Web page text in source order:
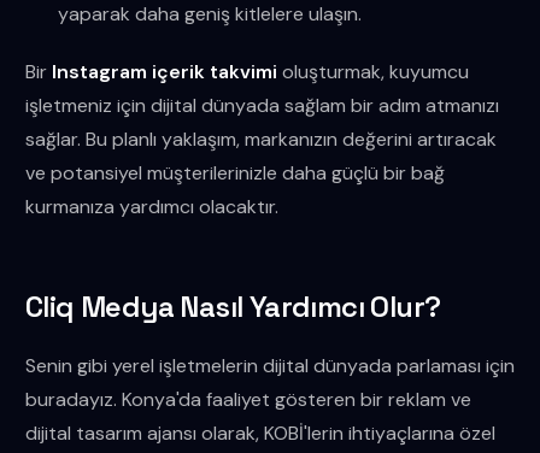
yaparak daha geniş kitlelere ulaşın.
Bir Instagram içerik takvimi oluşturmak, kuyumcu
işletmeniz için dijital dünyada sağlam bir adım atmanızı
sağlar. Bu planlı yaklaşım, markanızın değerini artıracak
ve potansiyel müşterilerinizle daha güçlü bir bağ
kurmanıza yardımcı olacaktır.
Cliq Medya Nasıl Yardımcı Olur?
Senin gibi yerel işletmelerin dijital dünyada parlaması için
buradayız. Konya'da faaliyet gösteren bir reklam ve
dijital tasarım ajansı olarak, KOBİ'lerin ihtiyaçlarına özel